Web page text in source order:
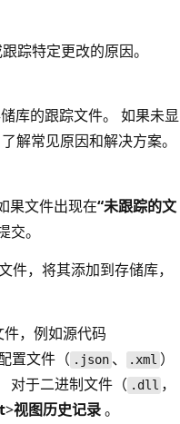
踪特定更改的原因。
库的跟踪文件。 如果未显
解常见原因和解决方案。
果文件出现在“未跟踪的文
。
件，将其添加到存储库，
，例如源代码
置文件（ .json、 .xml ）
对于二进制文件（ .dll ，
>视图历史记录。